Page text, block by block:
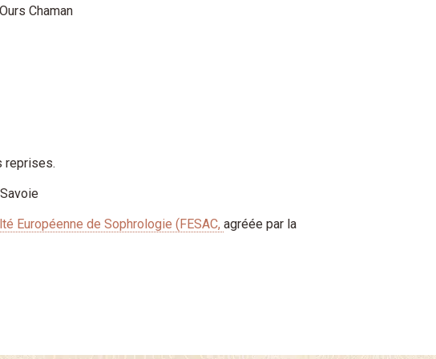
Chaman
reprises.
Européenne de Sophrologie (FESAC, agréée par la